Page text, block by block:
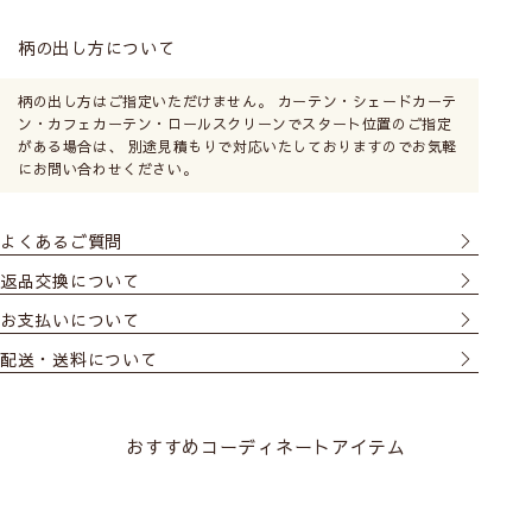
柄の出し方について
柄の出し方はご指定いただけません。 カーテン・シェードカーテ
ン・カフェカーテン・ロールスクリーンでスタート位置のご指定
がある場合は、 別途見積もりで対応いたしておりますのでお気軽
にお問い合わせください。
よくあるご質問
返品交換について
お支払いについて
配送・送料について
おすすめコーディネートアイテム